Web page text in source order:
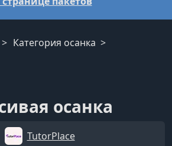
Категория осанка
осанка
TutorPlace